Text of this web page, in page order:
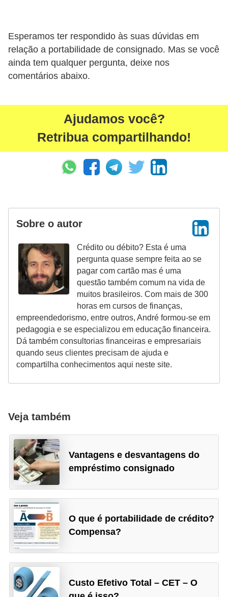
Esperamos ter respondido às suas dúvidas em
relação a portabilidade de consignado. Mas se você
ainda tem qualquer pergunta, deixe nos
comentários abaixo.
Ajudamos você?
Retribua compartilhando!
Sobre o autor
Crédito ou débito? Esta é uma
pergunta quase sempre feita ao se
pagar com cartão mas é uma
questão também comum na vida de
muitos brasileiros. Com mais de 300
horas em cursos de finanças,
empreendedorismo, entre outros, André formou-se em
pedagogia e se especializou em educação financeira.
Dá também consultorias financeiras e empresariais
quando seus clientes precisam de ajuda e
compartilha conhecimentos aqui neste site.
Veja também
Vantagens e desvantagens do
empréstimo consignado
O que é portabilidade de crédito?
Compensa?
Custo Efetivo Total – CET – O
d
e
N
i
a
ç
ã
o
u
p
a
n
a
P
r
o
g
r
a
m
a
s
d
e